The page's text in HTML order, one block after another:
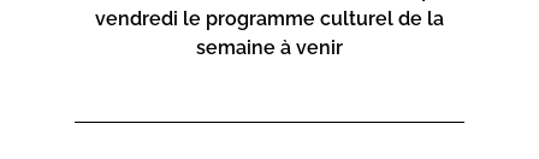
vendredi le programme culturel de la
semaine à venir